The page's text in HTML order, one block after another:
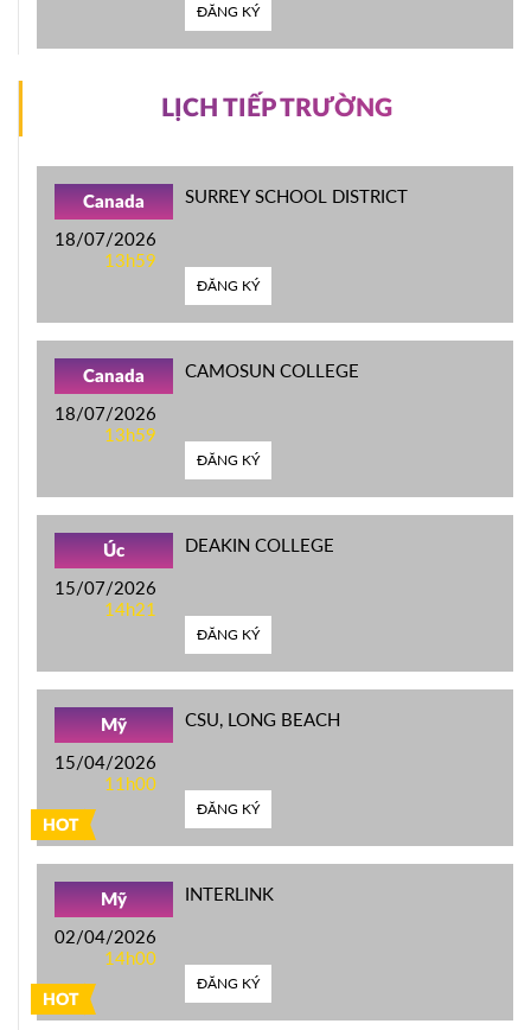
ĐĂNG KÝ
LỊCH TIẾP TRƯỜNG
Canada
18/07/2026
13h59
SURREY SCHOOL DISTRICT
ĐĂNG KÝ
Canada
18/07/2026
13h59
CAMOSUN COLLEGE
ĐĂNG KÝ
Úc
15/07/2026
14h21
DEAKIN COLLEGE
ĐĂNG KÝ
HOT
Mỹ
15/04/2026
11h00
CSU, LONG BEACH
ĐĂNG KÝ
HOT
Mỹ
02/04/2026
14h00
INTERLINK
ĐĂNG KÝ